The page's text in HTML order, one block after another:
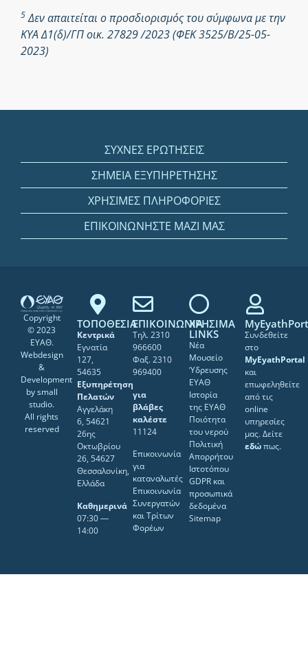
5Δεν απαιτείται ο προσδιορισμός του σύμφωνα με την
ΚΥΑ Δ1(δ)/ΓΠ οικ. 27829 /2023 (ΦΕΚ 3525/Β/25-05-
2023)
ΣΥΧΝΕΣ ΕΡΩΤΗΣΕΙΣ
ΣΗΜΕΙΑ ΕΞΥΠΗΡΕΤΗΣΗΣ
ΧΡΗΣΙΜΕΣ ΠΛΗΡΟΦΟΡΙΕΣ
ΕΠΙΚΟΙΝΩΝΗΣΤΕ ΜΑΖΙ ΜΑΣ
Copyright
© 2023
ΕΥΑΘ.
Webdesign
&
Development
bysmall
studio.
All rights
reserved
ΤΟΠΟΘΕΣΙΑ
Κεντρικά
Εγνατία
127,
54635
Εξυπηρέτηση
Πελατών
Αγγελάκη
6, 54621
26ης
Οκτωβρίου
26, 54627
Θεσσαλονίκη,
Ελλάδα
Καθημερινά
07:30 ―
14:00
ΕΠΙΚΟΙΝΩΝΙΑ
Τηλ. 2310
966600
Φαξ. 2310
969400
για
βλάβες
καλέστε
11124
Επικοινωνία
για
καταναλωτές
Επικοινωνία
Συνεργατών
και Τρίτων
Φορέων
ΧΡΗΣΙΜΑ
LINKS
Νέα
Μουσείο
Ύδρευσης
ΕΥΑΘ
Ιστορία
της ΕΥΑΘ
Ποιότητα
του νερού
Πολιτική
Απορρήτου
Ιστοτόπου
GDPR και
προσωπικά
δεδομένα
Sitemap
Συνδεθείτε
στο
MyEyathPortal
και
επωφεληθείτε
από τις
online
υπηρεσίες
μας. Δείτε
εδώπως.